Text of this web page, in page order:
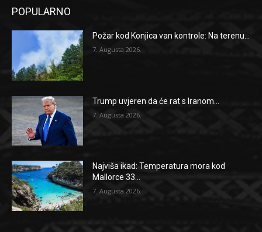
POPULARNO
Požar kod Konjica van kontrole: Na terenu...
7. Augusta 2026.
Trump uvjeren da će rat s Iranom...
7. Augusta 2026.
Najviša ikad: Temperatura mora kod
Mallorce 33...
7. Augusta 2026.